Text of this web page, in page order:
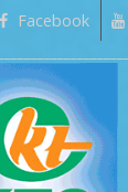
Facebook